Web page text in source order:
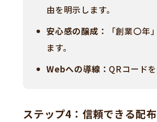
由を明示します。
安心感の醸成：
「創業〇
ます。
Webへの導線： QRコード
ステップ4：信頼できる配